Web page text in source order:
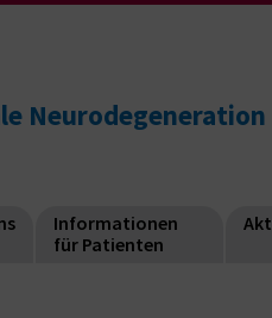
Informationen
für Patienten